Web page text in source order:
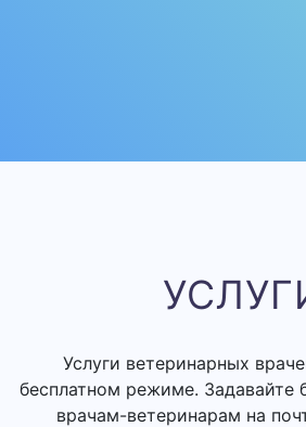
Услуги ветеринарных
бесплатном режиме. Задавайте
врачам-ветеринарам на